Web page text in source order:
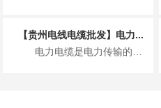
【贵州电线电缆批发】电力...